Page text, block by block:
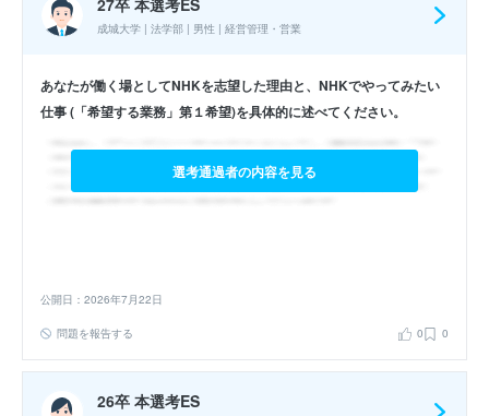
27卒 本選考ES
成城大学 | 法学部 | 男性 | 経営管理・営業
あなたが働く場としてNHKを志望した理由と、NHKでやってみたい
仕事 (「希望する業務」第１希望)を具体的に述べてください。
選考通過者の内容を見る
公開日：2026年7月22日
問題を報告する 0 0
26卒 本選考ES